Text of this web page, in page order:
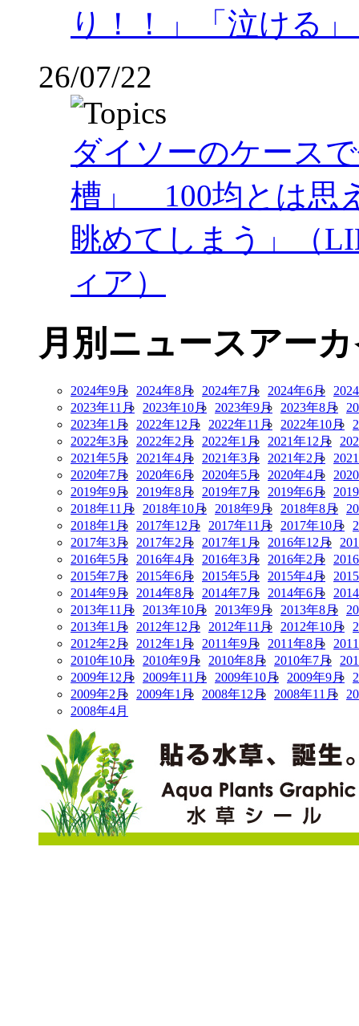
り！！」「泣ける
26/07/22
ダイソーのケース
槽」 100均とは思
眺めてしまう」（
ィア）
月別ニュースアー
2024年9月 2024年8月 2024年7月 2024年6月
2023年11月
2023年10月 2023年9月 2023年8月
2023年1月
2022年12月 2022年11月 2022年10月
2022年3月
2022年2月 2022年1月 2021年12月
2021年5月
2021年4月 2021年3月 2021年2月
2020年7月
2020年6月 2020年5月 2020年4月
2019年9月
2019年8月 2019年7月 2019年6月
2018年11月
2018年10月 2018年9月 2018年8月
2018年1月
2017年12月 2017年11月 2017年10月
2017年3月
2017年2月 2017年1月 2016年12月
2016年5月
2016年4月 2016年3月 2016年2月
2015年7月
2015年6月 2015年5月 2015年4月
2014年9月
2014年8月 2014年7月 2014年6月
2013年11月
2013年10月 2013年9月 2013年8月
2013年1月
2012年12月 2012年11月 2012年10月
2012年2月
2012年1月 2011年9月 2011年8月
2010年10月
2010年9月 2010年8月 2010年7月
2009年12月
2009年11月 2009年10月 2009年9月
2009年2月
2009年1月 2008年12月 2008年11月
2008年4月